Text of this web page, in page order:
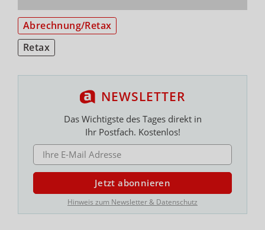
Abrechnung/Retax
Retax
NEWSLETTER
Das Wichtigste des Tages direkt in
Ihr Postfach. Kostenlos!
E-MAIL ADRESSE
Jetzt abonnieren
Hinweis zum Newsletter & Datenschutz